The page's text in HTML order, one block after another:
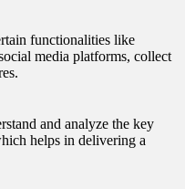
functionalities like
media platforms, collect
and analyze the key
helps in delivering a